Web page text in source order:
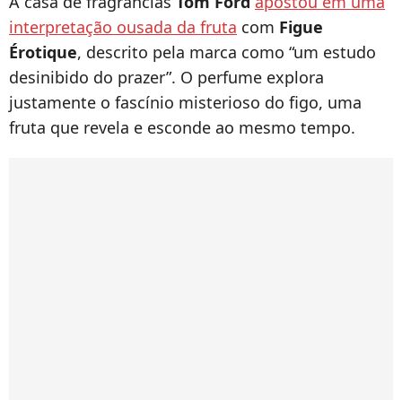
interpretação ousada da fruta com Figue
Érotique, descrito pela marca como “um estudo
desinibido do prazer”. O perfume explora
justamente o fascínio misterioso do figo, uma
fruta que revela e esconde ao mesmo tempo.